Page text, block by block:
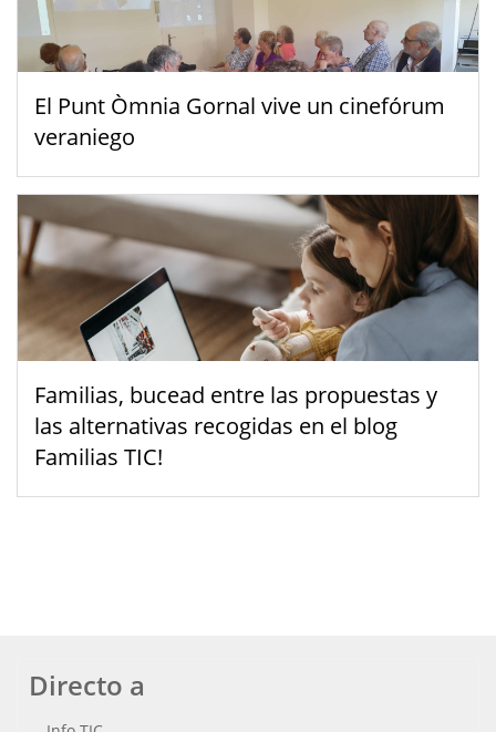
El Punt Òmnia Gornal vive un cinefórum
veraniego
Familias, bucead entre las propuestas y
las alternativas recogidas en el blog
Familias TIC!
Directo a